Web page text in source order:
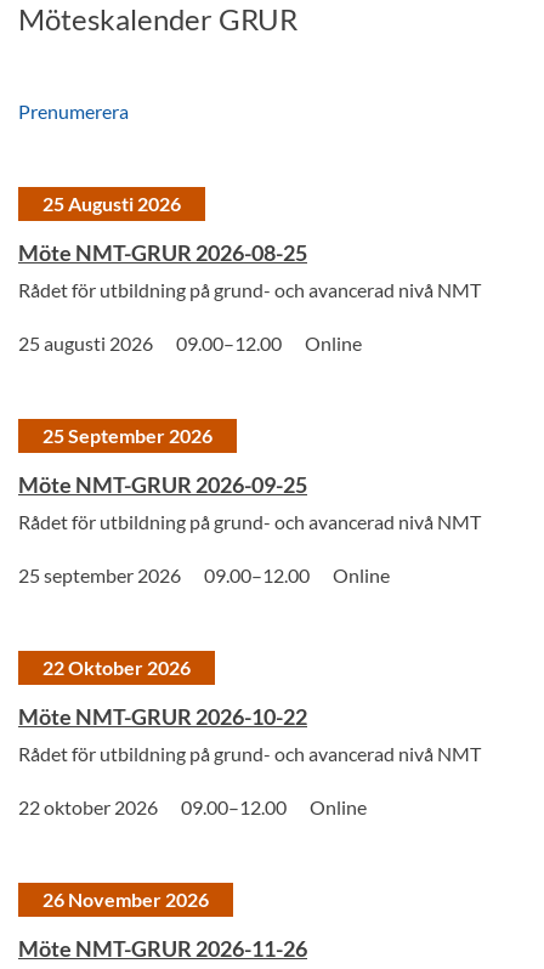
Möteskalender GRUR
Prenumerera
25 Augusti 2026
Möte NMT-GRUR 2026-08-25
Rådet för utbildning på grund- och avancerad nivå NMT
25 augusti 2026 09.00–12.00 Online
25 September 2026
Möte NMT-GRUR 2026-09-25
Rådet för utbildning på grund- och avancerad nivå NMT
25 september 2026 09.00–12.00 Online
22 Oktober 2026
Möte NMT-GRUR 2026-10-22
Rådet för utbildning på grund- och avancerad nivå NMT
22 oktober 2026 09.00–12.00 Online
26 November 2026
Möte NMT-GRUR 2026-11-26